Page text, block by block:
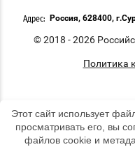
Адрес: Россия, 628400,
© 2018 - 2026
Политика
Этот сайт использует
просматривать его, вы
файлов cookie и